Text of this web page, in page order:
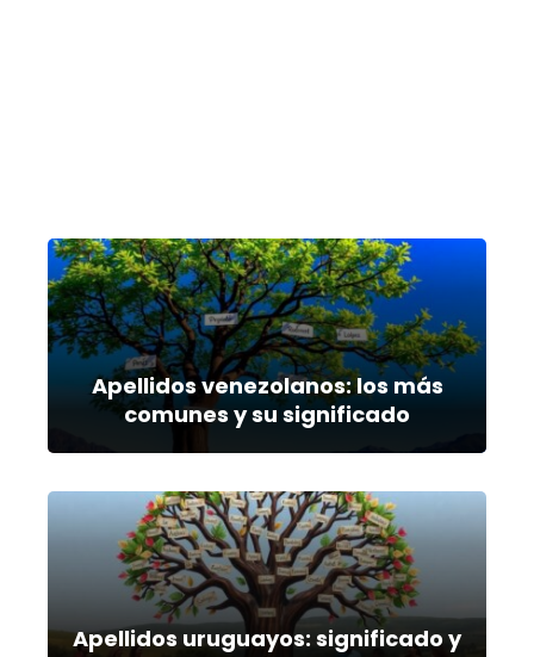
Apellidos venezolanos: los más
comunes y su significado
Apellidos uruguayos: significado y